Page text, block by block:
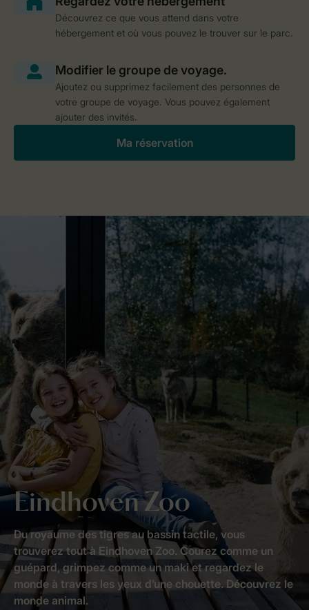
Découvrez ce que vous attend dans votre
hébergement et où vous pouvez le trouver sur le parc.
Ajoutez ou supprimez facilement des personnes de
votre groupe de voyage. Vous pouvez également
ajouter des invités.
Ma réservation
Eindhoven Zoo
Du royaume des tigres au bassin tactile, vous
trouverez tout à Eindhoven Zoo. Courez comme un
guépard, grimpez comme un maki et regardez le
monde à travers les yeux d’une chouette. Découvrez le
monde animal.